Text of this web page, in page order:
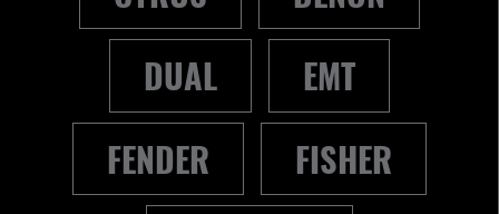
DUAL
EMT
FENDER
FISHER